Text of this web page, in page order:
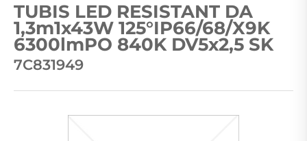
TUBIS LED RESISTANT DA
1,3m1x43W 125°IP66/68/X9K
6300lmPO 840K DV5x2,5 SK
7C831949